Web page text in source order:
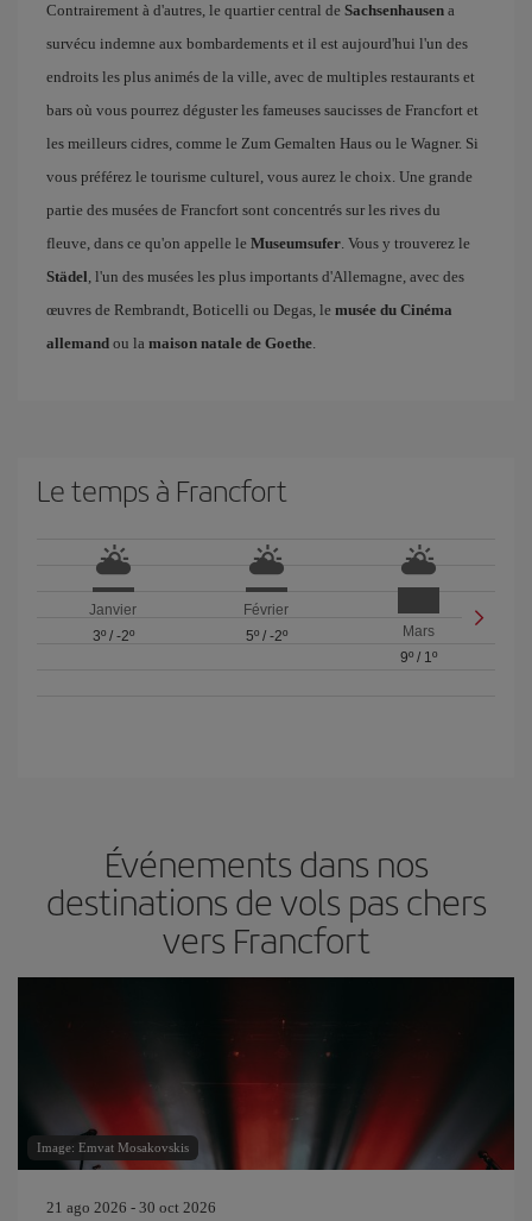
Contrairement à d'autres, le quartier central de Sachsenhausen a
survécu indemne aux bombardements et il est aujourd'hui l'un des
endroits les plus animés de la ville, avec de multiples restaurants et
bars où vous pourrez déguster les fameuses saucisses de Francfort et
les meilleurs cidres, comme le Zum Gemalten Haus ou le Wagner. Si
vous préférez le tourisme culturel, vous aurez le choix. Une grande
partie des musées de Francfort sont concentrés sur les rives du
fleuve, dans ce qu'on appelle le Museumsufer. Vous y trouverez le
Städel, l'un des musées les plus importants d'Allemagne, avec des
œuvres de Rembrandt, Boticelli ou Degas, le musée du Cinéma
allemand ou la maison natale de Goethe.
Le temps à Francfort
Janvier
3º/ -2º
Février
5º/ -2º
Mars
9º / 1º
Événements dans nos
destinations de vols pas chers
vers Francfort
Image: Emvat Mosakovskis
21 ago 2026 - 30 oct 2026